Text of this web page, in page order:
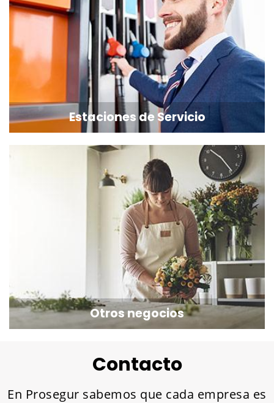
Estaciones de Servicio
Otros negocios
Contacto
En Prosegur sabemos que cada empresa es